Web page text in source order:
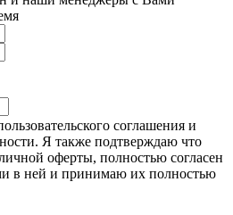
соглашения и
Я также подтверждаю что
оферты, полностью согласен
в ней и принимаю их полностью